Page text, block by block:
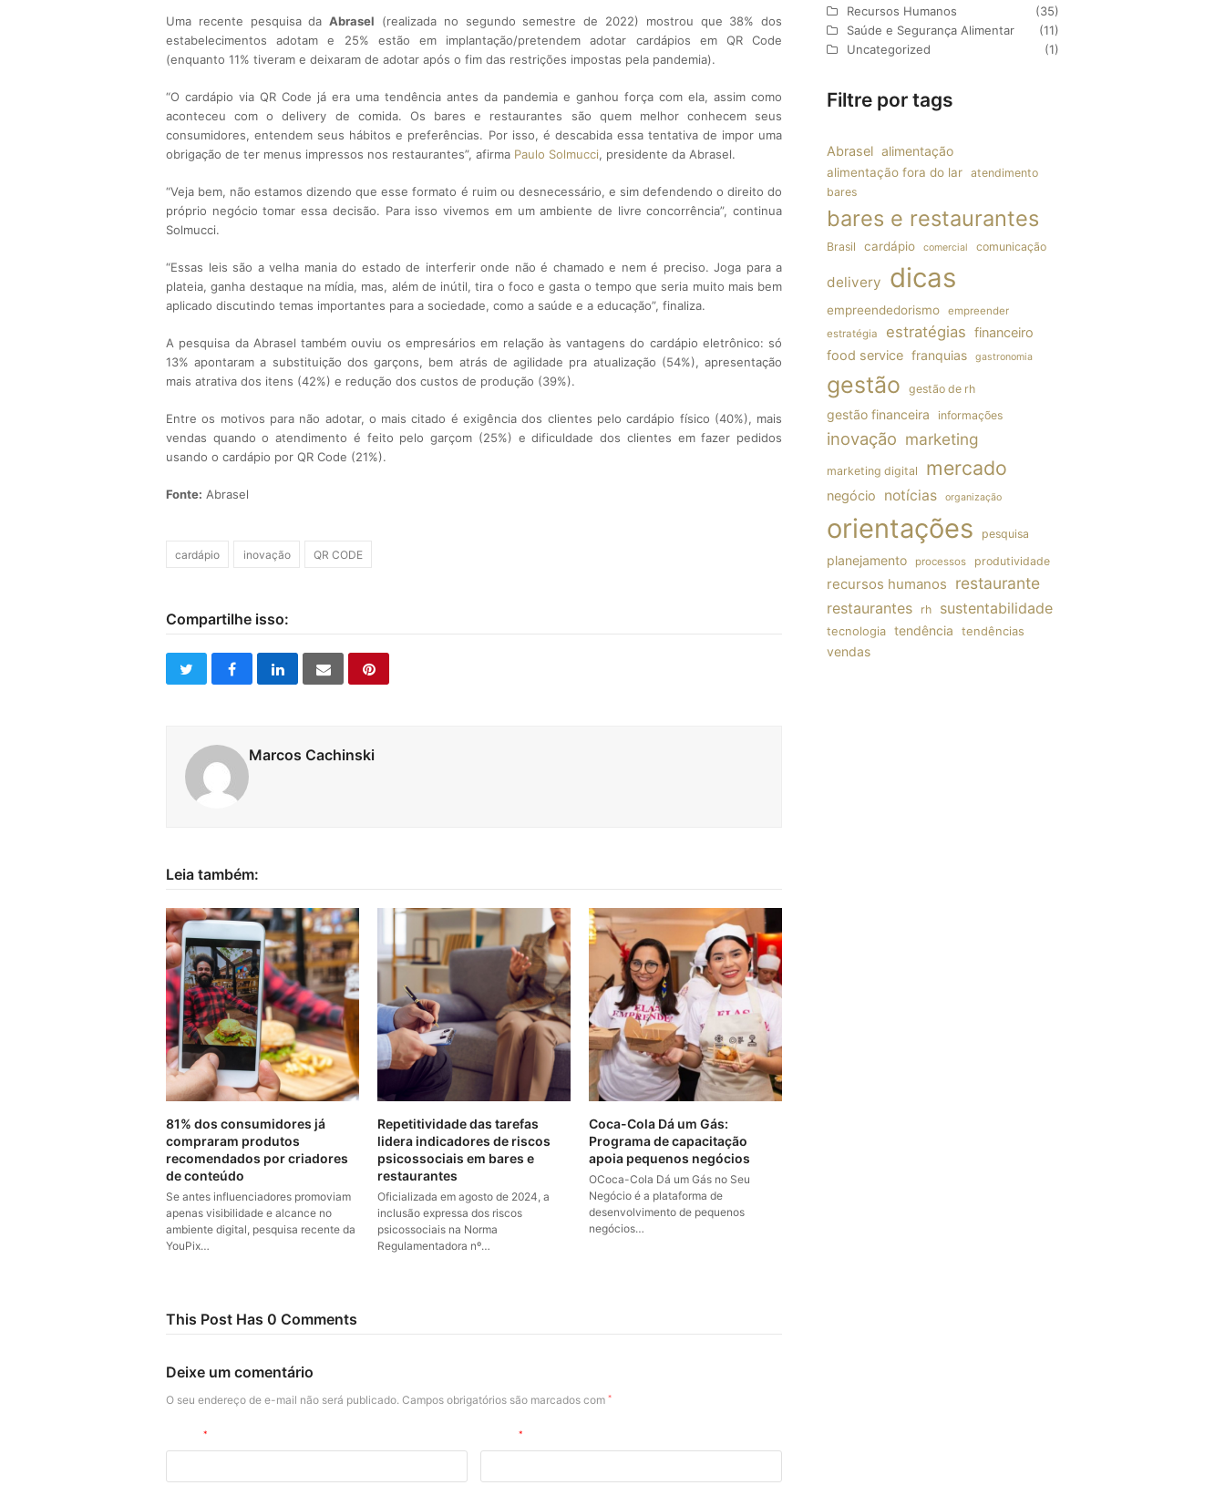
Uma recente pesquisa daAbrasel (realizada no segundo semestre de 2022) mostrou que 38% dos
estabelecimentos adotam e 25% estão em implantação/pretendem adotar cardápios em QR Code
(enquanto 11% tiveram e deixaram de adotar após o fim das restrições impostas pela pandemia).
“O cardápio via QR Code já era uma tendência antes da pandemia e ganhou força com ela, assim como
aconteceu com o delivery de comida. Os bares e restaurantes são quem melhor conhecem seus
consumidores, entendem seus hábitos e preferências. Por isso, é descabida essa tentativa de impor uma
obrigação de ter menus impressos nos restaurantes”, afirma Paulo Solmucci, presidente da Abrasel.
“Veja bem, não estamos dizendo que esse formato é ruim ou desnecessário, e sim defendendo o direito do
próprio negócio tomar essa decisão. Para isso vivemos em um ambiente de livre concorrência”, continua
Solmucci.
“Essas leis são a velha mania do estado de interferir onde não é chamado e nem é preciso. Joga para a
plateia, ganha destaque na mídia, mas, além de inútil, tira o foco e gasta o tempo que seria muito mais bem
aplicado discutindo temas importantes para a sociedade, como a saúde e a educação”, finaliza.
A pesquisa da Abrasel também ouviu os empresários em relação às vantagens do cardápio eletrônico: só
13% apontaram a substituição dos garçons, bem atrás de agilidade pra atualização (54%), apresentação
mais atrativa dos itens (42%) e redução dos custos de produção (39%).
Entre os motivos para não adotar, o mais citado é exigência dos clientes pelo cardápio físico (40%), mais
vendas quando o atendimento é feito pelo garçom (25%) e dificuldade dos clientes em fazer pedidos
usando o cardápio por QR Code (21%).
Fonte: Abrasel
cardápio inovação QR CODE
Compartilhe isso:
twitterfacebooklinkedinemail pinterest
Marcos Cachinski
Leia também:
81% dos consumidores já
compraram produtos
recomendados por criadores
de conteúdo
Se antes influenciadores promoviam
apenas visibilidade e alcance no
ambiente digital, pesquisa recente da
YouPix…
Repetitividade das tarefas
lidera indicadores de riscos
psicossociais em bares e
restaurantes
Oficializada em agosto de 2024, a
inclusão expressa dos riscos
psicossociais na Norma
Regulamentadora nº…
Coca-Cola Dá um Gás:
Programa de capacitação
apoia pequenos negócios
OCoca-Cola Dá um Gás no Seu
Negócio é a plataforma de
desenvolvimento de pequenos
negócios…
This Post Has 0 Comments
Deixe um comentário
O seu endereço de e-mail não será publicado. Campos obrigatórios são marcados com *
* *
Recursos Humanos
(35)
Saúde e Segurança Alimentar
(11)
Uncategorized
(1)
Filtre por tags
Abrasel alimentação
alimentação fora do lar
atendimento
bares
bares e restaurantes
Brasil cardápio comercial comunicação
delivery dicas
empreendedorismo
empreender
estratégia
estratégias financeiro
food service franquias gastronomia
gestão gestão de rh
gestão financeira informações
inovação marketing
marketing digital mercado
negócio notícias organização
orientações pesquisa
planejamento processos produtividade
recursos humanos restaurante
restaurantes rh sustentabilidade
tecnologia tendência tendências
vendas